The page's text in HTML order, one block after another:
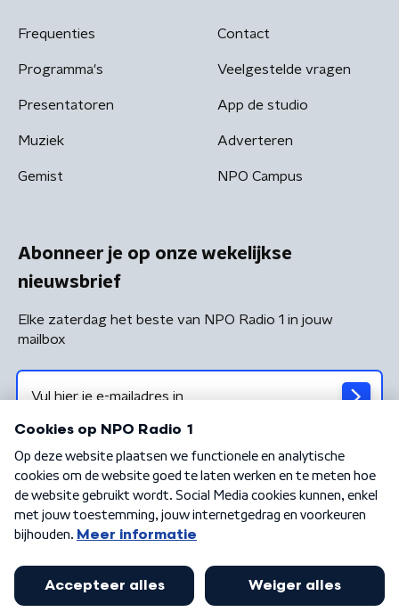
Frequenties
Programma's
Presentatoren
Muziek
Gemist
Contact
Veelgestelde vragen
App de studio
Adverteren
NPO Campus
Abonneer je op onze wekelijkse
nieuwsbrief
Elke zaterdag het beste van NPO Radio 1 in jouw
mailbox
Algemene voorwaarden Privacybeleid